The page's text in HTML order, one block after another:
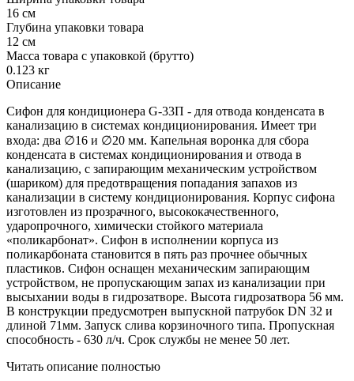
16 см
Глубина упаковки товара
12 см
Масса товара с упаковкой (брутто)
0.123 кг
Описание
Сифон для кондиционера G-33П - для отвода конденсата в
канализацию в системах кондиционирования. Имеет три
входа: два ∅16 и ∅20 мм. Капельная воронка для сбора
конденсата в системах кондиционирования и отвода в
канализацию, с запирающим механическим устройством
(шариком) для предотвращения попадания запахов из
канализации в систему кондиционирования. Корпус сифона
изготовлен из прозрачного, высококачественного,
ударопрочного, химически стойкого материала
«поликарбонат». Сифон в исполнении корпуса из
поликарбоната становится в пять раз прочнее обычных
пластиков. Сифон оснащен механическим запирающим
устройством, не пропускающим запах из канализации при
высыхании воды в гидрозатворе. Высота гидрозатвора 56 мм.
В конструкции предусмотрен выпускной патрубок DN 32 и
длиной 71мм. Запуск слива корзиночного типа. Пропускная
способность - 630 л/ч. Срок службы не менее 50 лет.
Читать описание полностью